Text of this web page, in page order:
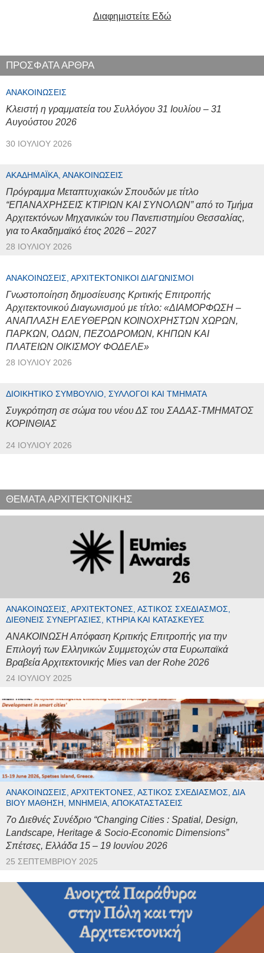
Διαφημιστείτε Εδώ
ΠΡΟΣΦΑΤΑ ΑΡΘΡΑ
ΑΝΑΚΟΙΝΏΣΕΙΣ
Κλειστή η γραμματεία του Συλλόγου 31 Ιουλίου – 31
Αυγούστου 2026
30 ΙΟΥΛΊΟΥ 2026
ΑΚΑΔΗΜΑΪΚΆ, ΑΝΑΚΟΙΝΏΣΕΙΣ
Πρόγραμμα Μεταπτυχιακών Σπουδών με τίτλο
“ΕΠΑΝΑΧΡΗΣΕΙΣ ΚΤΙΡΙΩΝ ΚΑΙ ΣΥΝΟΛΩΝ” από το Τμήμα
Αρχιτεκτόνων Μηχανικών του Πανεπιστημίου Θεσσαλίας,
για το Ακαδημαϊκό έτος 2026 – 2027
28 ΙΟΥΛΊΟΥ 2026
ΑΝΑΚΟΙΝΏΣΕΙΣ, ΑΡΧΙΤΕΚΤΟΝΙΚΟΊ ΔΙΑΓΩΝΙΣΜΟΊ
Γνωστοποίηση δημοσίευσης Κριτικής Επιτροπής
Αρχιτεκτονικού Διαγωνισμού με τίτλο: «ΔΙΑΜΟΡΦΩΣΗ –
ΑΝΑΠΛΑΣΗ ΕΛΕΥΘΕΡΩΝ ΚΟΙΝΟΧΡΗΣΤΩΝ ΧΩΡΩΝ,
ΠΑΡΚΩΝ, ΟΔΩΝ, ΠΕΖΟΔΡΟΜΩΝ, ΚΗΠΩΝ ΚΑΙ
ΠΛΑΤΕΙΩΝ ΟΙΚΙΣΜΟΥ ΦΟΔΕΛΕ»
28 ΙΟΥΛΊΟΥ 2026
ΔΙΟΙΚΗΤΙΚΌ ΣΥΜΒΟΎΛΙΟ, ΣΎΛΛΟΓΟΙ ΚΑΙ ΤΜΉΜΑΤΑ
Συγκρότηση σε σώμα του νέου ΔΣ του ΣΑΔΑΣ-ΤΜΗΜΑΤΟΣ
ΚΟΡΙΝΘΙΑΣ
24 ΙΟΥΛΊΟΥ 2026
ΘΕΜΑΤΑ ΑΡΧΙΤΕΚΤΟΝΙΚΗΣ
ΑΝΑΚΟΙΝΏΣΕΙΣ, ΑΡΧΙΤΈΚΤΟΝΕΣ, ΑΣΤΙΚΌΣ ΣΧΕΔΙΑΣΜΌΣ,
ΔΙΕΘΝΕΊΣ ΣΥΝΕΡΓΑΣΊΕΣ, ΚΤΉΡΙΑ ΚΑΙ ΚΑΤΑΣΚΕΥΈΣ
ΑΝΑΚΟΙΝΩΣΗ Απόφαση Κριτικής Επιτροπής για την
Επιλογή των Ελληνικών Συμμετοχών στα Ευρωπαϊκά
Βραβεία Αρχιτεκτονικής Mies van der Rohe 2026
24 ΙΟΥΛΊΟΥ 2025
ΑΝΑΚΟΙΝΏΣΕΙΣ, ΑΡΧΙΤΈΚΤΟΝΕΣ, ΑΣΤΙΚΌΣ ΣΧΕΔΙΑΣΜΌΣ, ΔΙΆ
ΒΊΟΥ ΜΆΘΗΣΗ, ΜΝΗΜΕΊΑ, ΑΠΟΚΑΤΑΣΤΆΣΕΙΣ
7o Διεθνές Συνέδριο “Changing Cities : Spatial, Design,
Landscape, Heritage & Socio-Economic Dimensions”
Σπέτσες, Ελλάδα 15 – 19 Ιουνίου 2026
25 ΣΕΠΤΕΜΒΡΊΟΥ 2025